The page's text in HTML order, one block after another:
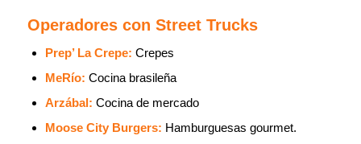
Operadores con Street Trucks
Prep’ La Crepe: Crepes
MeRío: Cocina brasileña
Arzábal: Cocina de mercado
Moose City Burgers: Hamburguesas gourmet.